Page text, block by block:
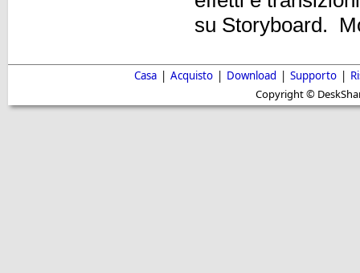
su Storyboard.
Casa | Acquisto | Download | Supporto |
Copyright ©